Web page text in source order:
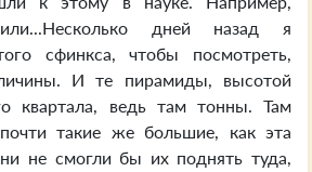
дней назад я
сфинкса, чтобы посмотреть,
И те пирамиды, высотой
квартала, ведь там тонны. Там
такие же большие, как эта
не смогли бы их поднять туда,